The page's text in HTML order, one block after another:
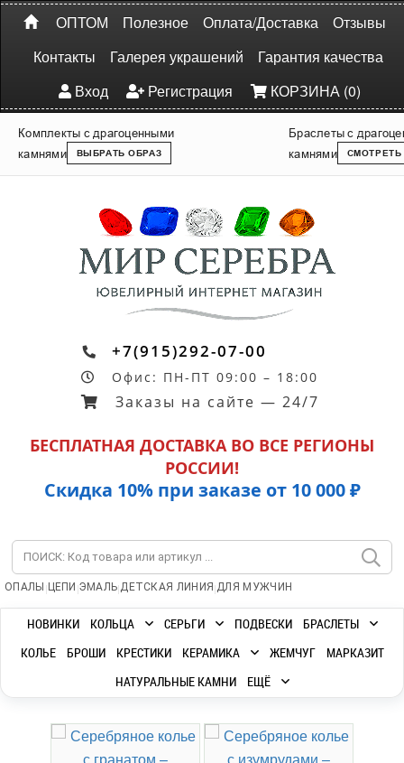
ОПТОМ Полезное Оплата/Доставка
Отзывы
Контакты
Галерея украшений
Гарантия качества
Вход
Регистрация КОРЗИНА (0)
Комплекты с драгоценными
камнями
ВЫБРАТЬ ОБРАЗ
Браслеты с
камнями
СМОТРЕТЬ
+7(915)292-07-00
Офис: ПН-ПТ 09:00 – 18:00
Заказы на сайте — 24/7
БЕСПЛАТНАЯ ДОСТАВКА ВО ВСЕ РЕГИОНЫ
РОССИИ!
Скидка 10% при заказе от 10 000 ₽
ОПАЛЫ | ЦЕПИ |ЭМАЛЬ|ДЕТСКАЯ ЛИНИЯ |ДЛЯ МУЖЧИН
НОВИНКИ КОЛЬЦА СЕРЬГИ ПОДВЕСКИ
БРАСЛЕТЫ
КОЛЬЕ
БРОШИ КРЕСТИКИ КЕРАМИКА ЖЕМЧУГ
МАРКАЗИТ
НАТУРАЛЬНЫЕ КАМНИ
ЕЩЁ